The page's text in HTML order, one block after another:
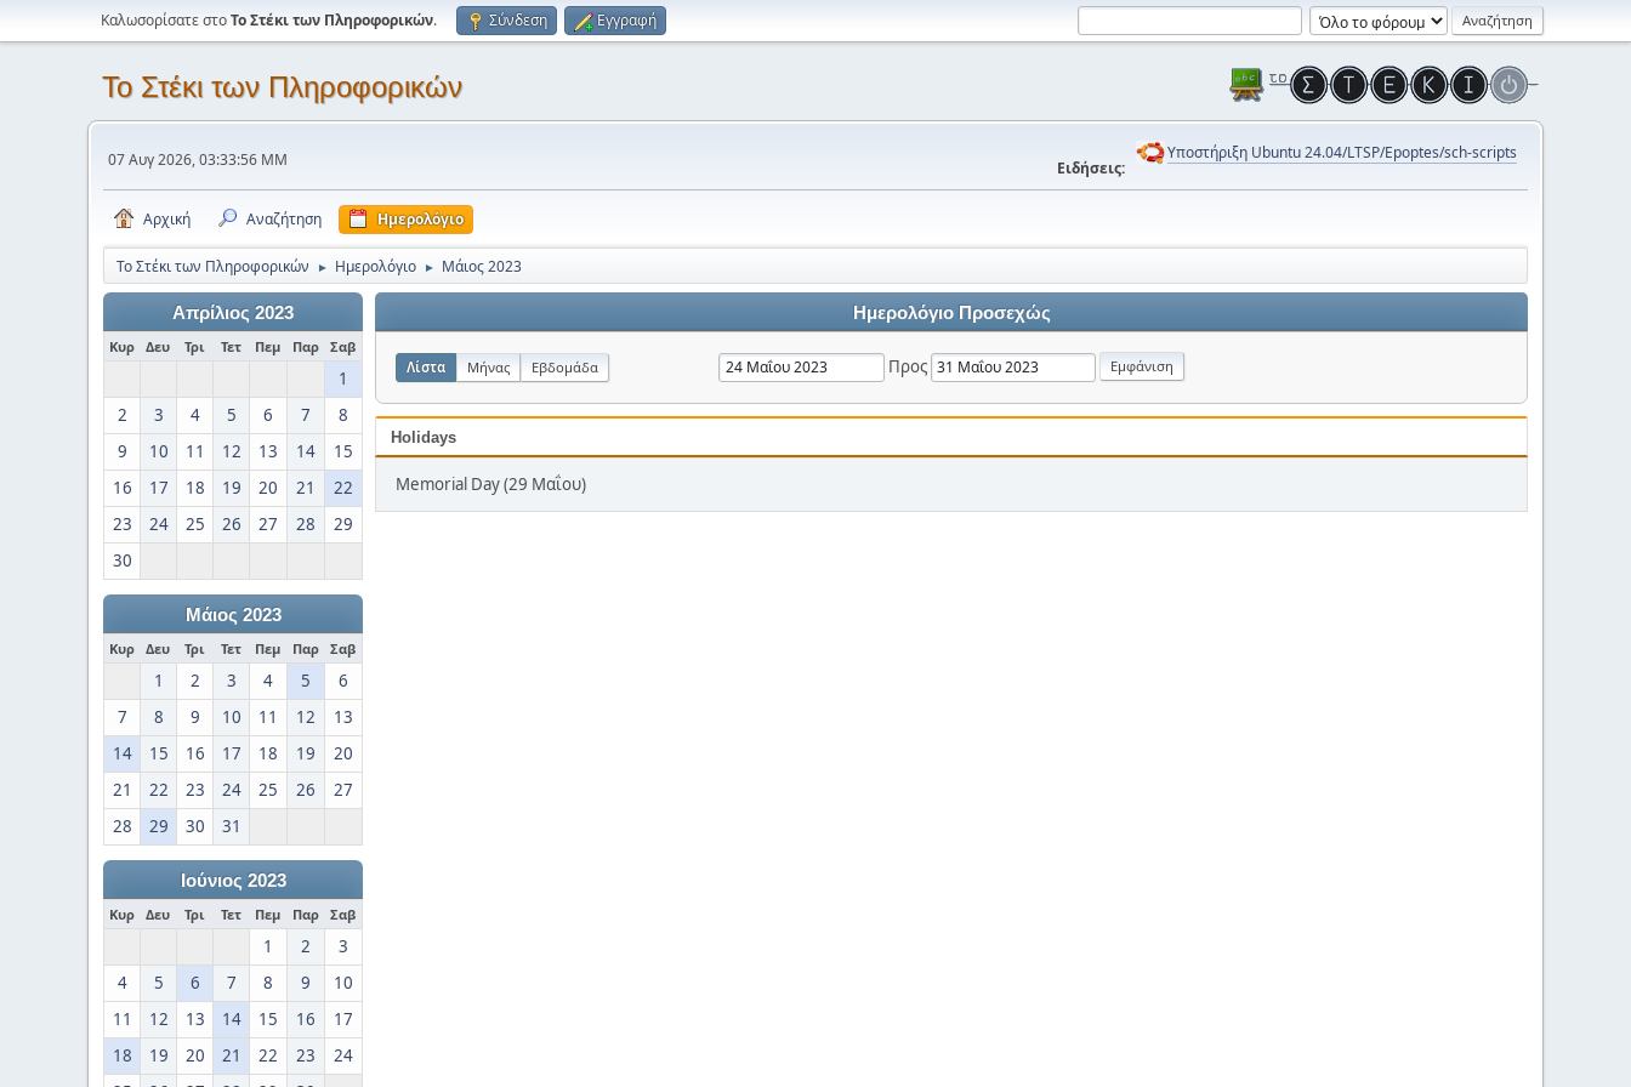
Καλωσορίσατε στοΤο Στέκι των Πληροφορικών. Σύνδεση Εγγραφή
Το Στέκι των Πληροφορικών
07 Αυγ 2026, 03:33:56 ΜΜ Ειδήσεις:
Υποστήριξη Ubuntu 24.04/LTSP/Epoptes/sch-scripts
Αρχική Αναζήτηση Ημερολόγιο
Το Στέκι των Πληροφορικών ► Ημερολόγιο ► Μάιος 2023
Απρίλιος 2023
Κυρ Δευ Τρι Τετ Πεμ Παρ Σαβ
1
2
3 4 5 6 7
8
9
10 11 12 13 14
15
16
17 18 19 20 21
22
23
24 25 26 27 28
29
30
Μάιος 2023
Κυρ Δευ Τρι Τετ Πεμ Παρ Σαβ
1 2 3 4 5
6
7
8 9 10 11 12
13
14
15 16 17 18 19
20
21
22 23 24 25 26
27
28
29 30 31
Ιούνιος 2023
Κυρ Δευ Τρι Τετ Πεμ Παρ Σαβ
1 2
3
4
5 6 7 8 9
10
11
12 13 14 15 16
17
18
19 20 21 22 23
24
Ημερολόγιο Προσεχώς
Λίστα Μήνας Εβδομάδα Προς
Holidays
Memorial Day (29 Μαΐου)